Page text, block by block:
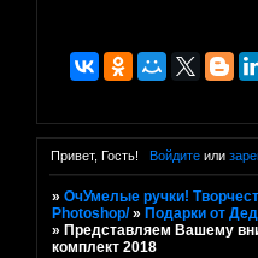
Привет, Гость! Войдитеили
»ОчУмелые ручки!
Photoshop/ » Подарки от
» Представляем Вашему
комплект 2018